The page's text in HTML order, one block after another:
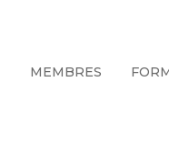
MEMBRES